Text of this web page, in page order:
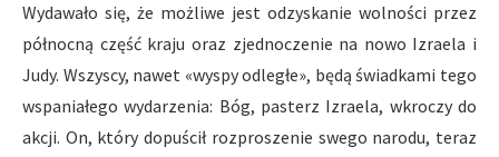
Wydawało się, że możliwe jest odzyskanie wolności przez
północną część kraju oraz zjednoczenie na nowo Izraela i
Judy. Wszyscy, nawet «wyspy odległe», będą świadkami tego
wspaniałego wydarzenia: Bóg, pasterz Izraela, wkroczy do
akcji. On, który dopuścił rozproszenie swego narodu, teraz